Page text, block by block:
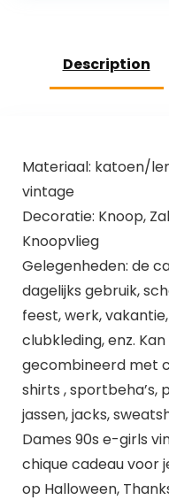
Description
Materiaal: katoen/
vintage
Decoratie: Knoop,
Knoopvlieg
Gelegenheden: de
dagelijks gebruik,
feest, werk,
clubkleding, enz.
gecombineerd met
shirts , sportbeha’s,
jassen, jacks,
Dames 90s e-girls
chique cadeau voor
op Halloween,